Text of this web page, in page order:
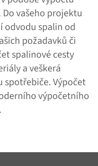
vašeho projektu
odvodu spalin od
požadavků či
spalinové cesty
a veškerá
spotřebiče. Výpočet
výpočetního
.